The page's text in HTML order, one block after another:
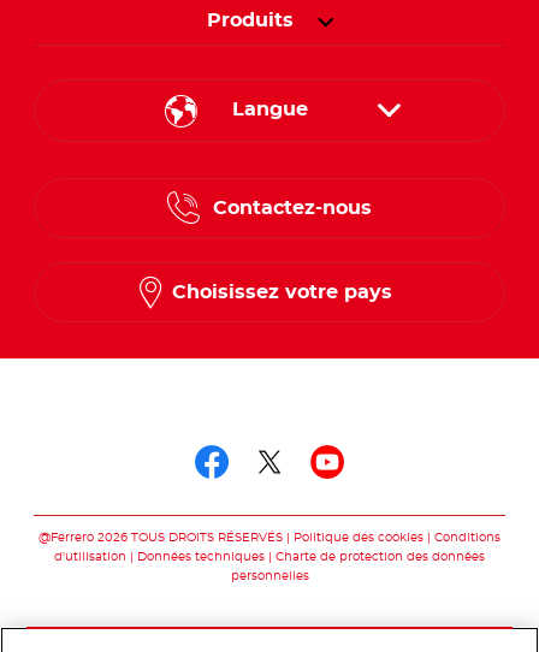
Produits
Langue
English
French
Contactez-nous
Choisissez votre pays
@Ferrero 2026 TOUS DROITS RÉSERVÉS Politique des cookies
Conditions
d'utilisation
Données techniques
Charte de protection des données
personnelles